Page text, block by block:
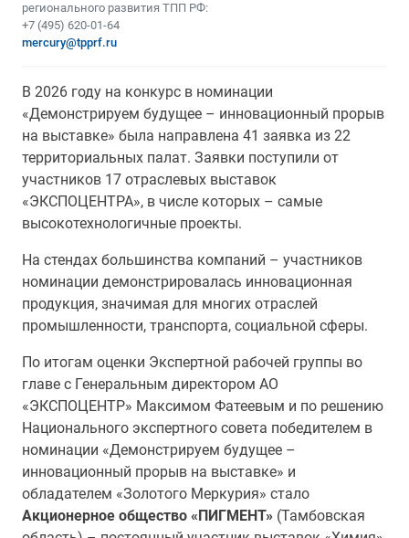
регионального развития ТПП РФ:
+7 (495) 620-01-64
mercury@tpprf.ru
В 2026 году на конкурс в номинации
«Демонстрируем будущее – инновационный прорыв
на выставке» была направлена 41 заявка из 22
территориальных палат. Заявки поступили от
участников 17 отраслевых выставок
«ЭКСПОЦЕНТРА», в числе которых – самые
высокотехнологичные проекты.
На стендах большинства компаний – участников
номинации демонстрировалась инновационная
продукция, значимая для многих отраслей
промышленности, транспорта, социальной сферы.
По итогам оценки Экспертной рабочей группы во
главе с Генеральным директором АО
«ЭКСПОЦЕНТР» Максимом Фатеевым и по решению
Национального экспертного совета победителем в
номинации «Демонстрируем будущее –
инновационный прорыв на выставке» и
обладателем «Золотого Меркурия» стало
Акционерное общество «ПИГМЕНТ» (Тамбовская